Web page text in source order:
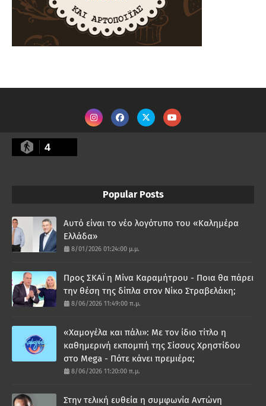
4
Popular Posts
Αυτό είναι το νέο λογότυπο του «Καλημέρα
Ελλάδα»
8/01/2026 01:24:00 μ.μ.
Προς ΣΚΑΪ η Μίνα Καραμήτρου - Ποια θα πάρει
την θέση της δίπλα στον Νίκο Στραβελάκη;
8/06/2026 11:49:00 π.μ.
«Χαμογέλα και πάλι»: Με τον ίδιο τίτλο η
καθημερινή εκπομπή της Σίσσυς Χρηστίδου
στο Mega - Πότε κάνει πρεμιέρα;
8/06/2026 11:20:00 π.μ.
Στην τελική ευθεία η συμφωνία Αντώνη